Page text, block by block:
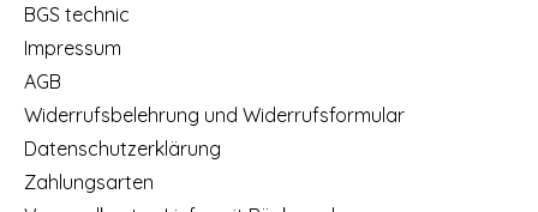
BGS technic
Impressum
AGB
Widerrufsbelehrung und Widerrufsformular
Datenschutzerklärung
Zahlungsarten